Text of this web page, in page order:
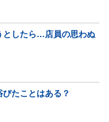
としたら…店員の思わぬ
びたことはある？